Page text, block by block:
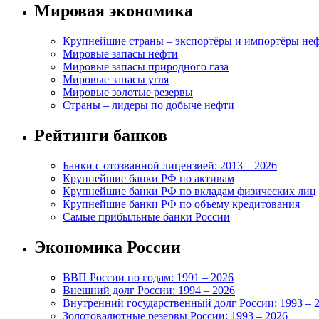
Мировая экономика
Крупнейшие страны – экспортёры и импортёры
Мировые запасы нефти
Мировые запасы природного газа
Мировые запасы угля
Мировые золотые резервы
Страны – лидеры по добыче нефти
Рейтинги банков
Банки с отозванной лицензией: 2013 – 2026
Крупнейшие банки РФ по активам
Крупнейшие банки РФ по вкладам физических лиц
Крупнейшие банки РФ по объему кредитования
Самые прибыльные банки России
Экономика России
ВВП России по годам: 1991 – 2026
Внешний долг России: 1994 – 2026
Внутренний государственный долг России: 1993 –
Золотовалютные резервы России: 1993 – 2026